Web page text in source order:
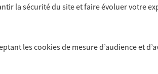
VOIR NOTRE SITE WEB
Jean;
d'Aristide Maillol, les
La rayonnante, la Catalane…
d'Art et d'Histoire et Patrimoine 20e
la sécurité du site et faire évoluer votre
lescookiesde mesure d’audience et